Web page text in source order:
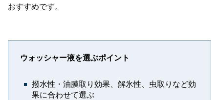
おすすめです。
ウォッシャー液を選ぶポイント
撥水性・油膜取り効果、解氷性、虫取りなど効
果に合わせて選ぶ